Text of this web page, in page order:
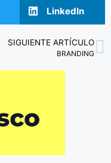
LinkedIn
SIGUIENTE ARTÍCULO
BRANDING